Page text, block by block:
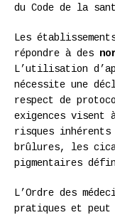
du Code de la
Les
répondre à des
L’utilisation
nécessite une
respect de
exigences visent
risques inhérents
brûlures, les
pigmentaires
L’Ordre des
pratiques et peut